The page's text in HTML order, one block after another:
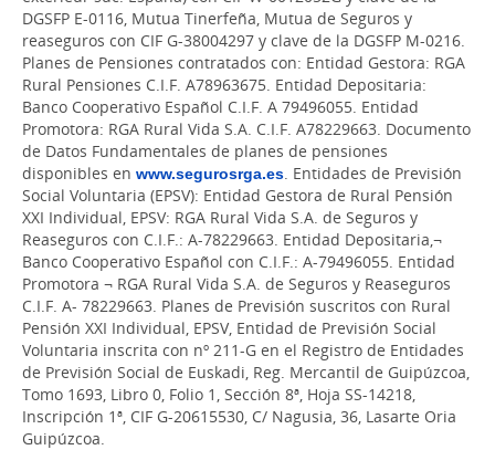
DGSFP E-0116, Mutua Tinerfeña, Mutua de Seguros y
reaseguros con CIF G-38004297 y clave de la DGSFP M-0216.
Planes de Pensiones contratados con: Entidad Gestora: RGA
Rural Pensiones C.I.F. A78963675. Entidad Depositaria:
Banco Cooperativo Español C.I.F. A 79496055. Entidad
Promotora: RGA Rural Vida S.A. C.I.F. A78229663. Documento
de Datos Fundamentales de planes de pensiones
disponibles en www.segurosrga.es . Entidades de Previsión
Social Voluntaria (EPSV): Entidad Gestora de Rural Pensión
XXI Individual, EPSV: RGA Rural Vida S.A. de Seguros y
Reaseguros con C.I.F.: A-78229663. Entidad Depositaria,¬
Banco Cooperativo Español con C.I.F.: A-79496055. Entidad
Promotora ¬ RGA Rural Vida S.A. de Seguros y Reaseguros
C.I.F. A- 78229663. Planes de Previsión suscritos con Rural
Pensión XXI Individual, EPSV, Entidad de Previsión Social
Voluntaria inscrita con nº 211-G en el Registro de Entidades
de Previsión Social de Euskadi, Reg. Mercantil de Guipúzcoa,
Tomo 1693, Libro 0, Folio 1, Sección 8ª, Hoja SS-14218,
Inscripción 1ª, CIF G-20615530, C/ Nagusia, 36, Lasarte Oria
Guipúzcoa.